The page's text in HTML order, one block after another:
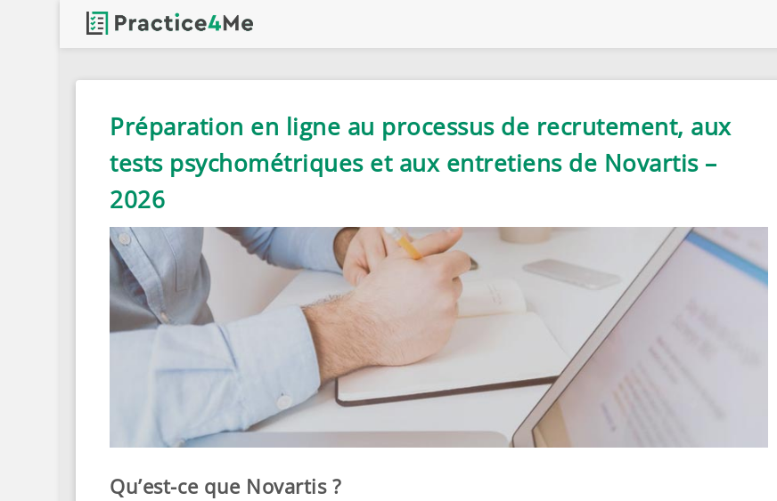
Préparation en ligne au processus de recrutement, aux
tests psychométriques et aux entretiens de Novartis –
2026
Qu’est-ce que Novartis ?